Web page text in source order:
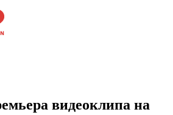
видеоклипа на